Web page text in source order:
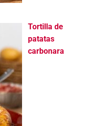
Tortilla de
patatas
carbonara